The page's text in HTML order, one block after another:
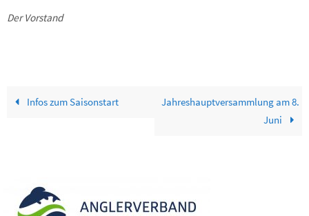
Der Vorstand
Infos zum Saisonstart
Jahreshauptversammlung am 8.
Juni